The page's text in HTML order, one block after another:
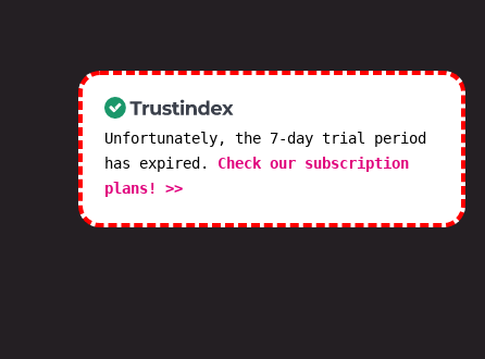
Unfortunately, the 7-day trial period
has expired. Check our subscription
plans! >>